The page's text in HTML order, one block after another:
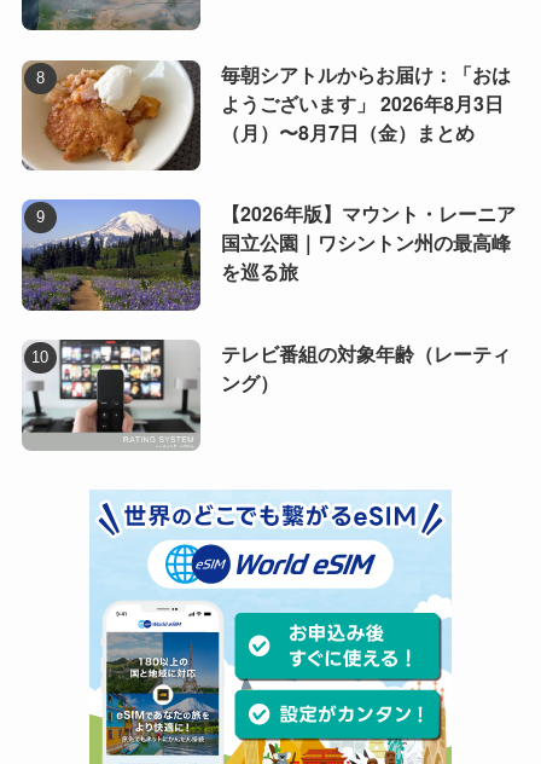
毎朝シアトルからお届け：「おは
ようございます」 2026年8月3日
（月）〜8月7日（金）まとめ
【2026年版】マウント・レーニア
国立公園｜ワシントン州の最高峰
を巡る旅
テレビ番組の対象年齢（レーティ
ング）